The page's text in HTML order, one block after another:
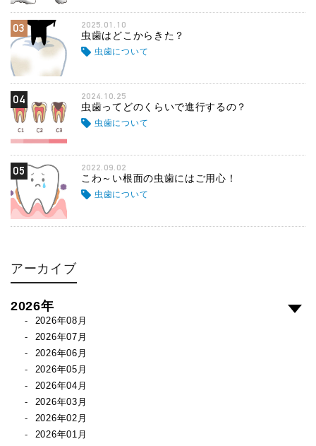
03 2025.01.10
虫歯はどこからきた？
虫歯について
04 2024.10.25
虫歯ってどのくらいで進行するの？
虫歯について
05 2022.09.02
こわ～い根面の虫歯にはご用心！
虫歯について
アーカイブ
2026年
2026年08月
2026年07月
2026年06月
2026年05月
2026年04月
2026年03月
2026年02月
2026年01月